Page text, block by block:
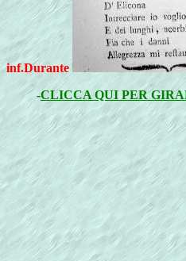
inf.Durante
-CLICCA QUI PER